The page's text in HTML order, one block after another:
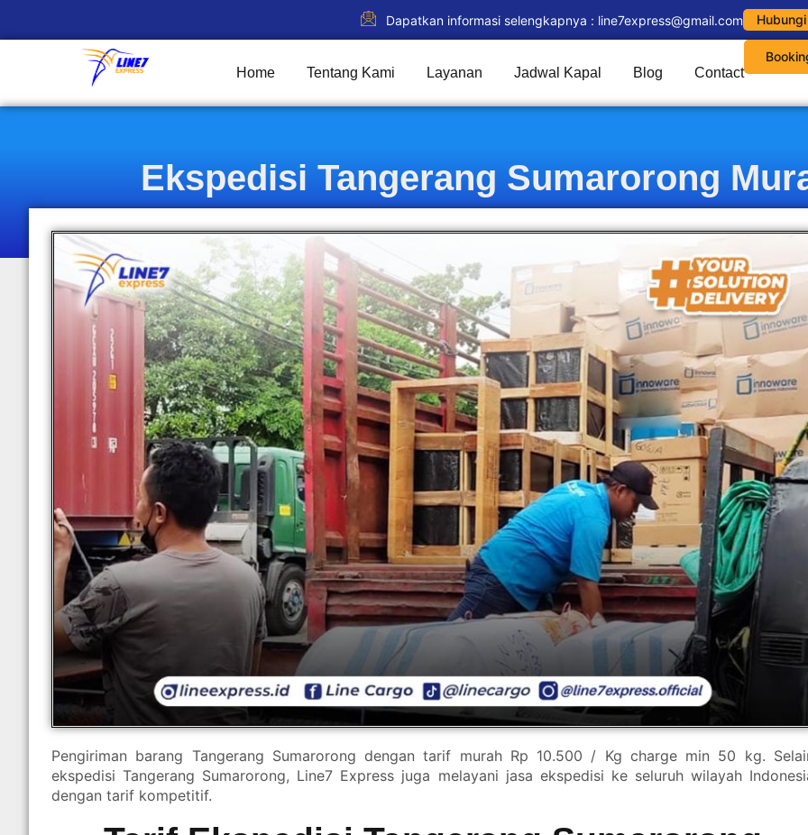
Dapatkan informasi selengkapnya : line7express@gmail.com
Home Tentang Kami Layanan Jadwal Kapal Blog Contact
Ekspedisi Tangerang Sumarorong
Pengiriman barang Tangerang Sumarorong dengan tarif murah Rp 10.500 / Kg charge min 50 kg.
ekspedisi Tangerang Sumarorong, Line7 Express juga melayani jasa ekspedisi ke seluruh wilayah
dengan tarif kompetitif.